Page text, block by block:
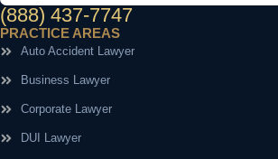
(888) 437-7747
PRACTICE AREAS
Auto Accident Lawyer
Business Lawyer
Corporate Lawyer
DUI Lawyer